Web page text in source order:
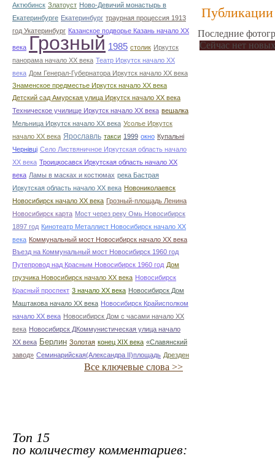
Актюбинск Златоуст Ново-Девичий монастырь в
Екатеринбурге Екатеринбург траурная процессия 1913
год Укатеринбург Казанское подворье Казань начало ХХ
века Грозный 1985 столик Иркутск
панорама начало ХХ века Театр Иркутск начало ХХ
века Дом Генерал-Губернатора Иркутск начало ХХ века
Знаменское предместье Иркутск начало ХХ века
Детский сад Амурская улица Иркутск начало ХХ века
Техническое училище Иркутск начало ХХ века вешалка
Мельница Иркутск начало ХХ века Усолье Иркутск
начало ХХ века Ярославль такси 1999 окно Купальні
Чернівці Село Листвяничное Иркутская область начало
ХХ века Троицкосавск Иркутская область начало ХХ
века Ламы в масках и костюмах река Бастрая
Иркутская область начало ХХ века Новониколаевск
Новосибирск начало ХХ века Грозный-площадь Ленина
Новосибирск карта Мост через реку Омь Новосибирск
1897 год Кинотеатр Металлист Новосибирск начало ХХ
века Коммунальный мост Новосибирск начало ХХ века
Въезд на Коммунальный мост Новосибирск 1960 год
Путепровод над Красным Новосибирск 1960 год Дом
грузчика Новосибирск начало ХХ века Новосибирск
Красный проспект 3 начало ХХ века Новосибирск Дом
Маштакова начало ХХ века Новосибирск Крайисполком
начало ХХ века Новосибирск Дом с часами начало ХХ
века Новосибирск ДКоммунистическая улица начало
ХХ века Берлин Золотая конец ХІХ века «Славянский
завод» Семинарийская(Александра II)площадь Дрезден
Все ключевые слова >>
Топ 15
по количеству комментариев:
Публикации
Последние
Сейчас нет